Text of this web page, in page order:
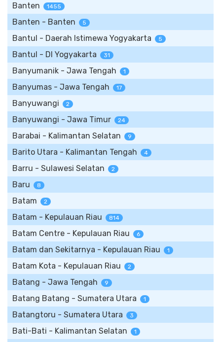
Banten 1455
Banten - Banten 5
Bantul - Daerah Istimewa Yogyakarta 5
Bantul - DI Yogyakarta 31
Banyumanik - Jawa Tengah 1
Banyumas - Jawa Tengah 17
Banyuwangi 2
Banyuwangi - Jawa Timur 24
Barabai - Kalimantan Selatan 9
Barito Utara - Kalimantan Tengah 4
Barru - Sulawesi Selatan 2
Baru 8
Batam 2
Batam - Kepulauan Riau 814
Batam Centre - Kepulauan Riau 6
Batam dan Sekitarnya - Kepulauan Riau 1
Batam Kota - Kepulauan Riau 2
Batang - Jawa Tengah 9
Batang Batang - Sumatera Utara 1
Batangtoru - Sumatera Utara 3
Bati-Bati - Kalimantan Selatan 1